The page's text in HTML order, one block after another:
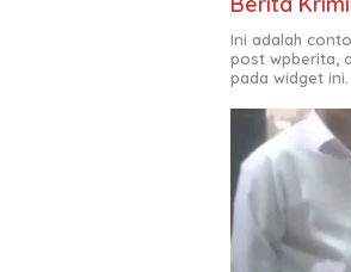
Ini adalah
post wpberita,
pada widget ini.